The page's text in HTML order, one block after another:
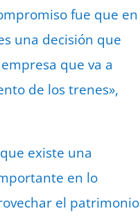
fue que en
una decisión que
que va a
de los trenes»,
existe una
en lo
el patrimonio